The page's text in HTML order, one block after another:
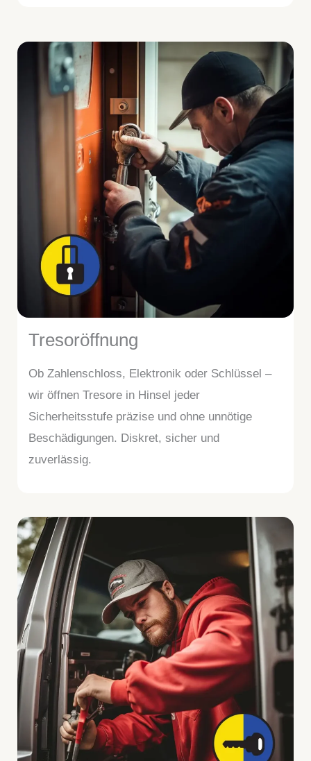
Tresoröffnung
Ob Zahlenschloss, Elektronik oder Schlüssel –
wir öffnen Tresore in Hinsel jeder
Sicherheitsstufe präzise und ohne unnötige
Beschädigungen. Diskret, sicher und
zuverlässig.